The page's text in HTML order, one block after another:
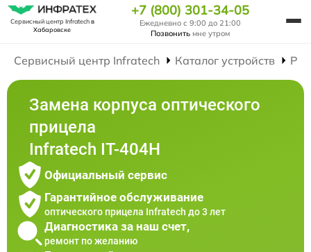
Сервисный центр Infratechв
Хабаровске
+7 (800) 301-34-05
Ежедневно с 9:00 до 21:00
Позвонить мне утром
Сервисный центр Infratech Каталог устройств
Замена корпуса оптического
прицела
Infratech IT-404H
Официальный сервис
Гарантийное обслуживание
оптического прицела Infratech до 3 лет
Диагностика за наш счет,
ремонт по желанию